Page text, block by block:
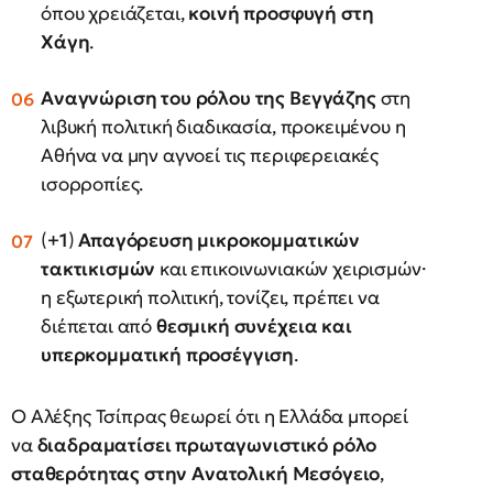
όπου χρειάζεται,κοινή προσφυγή στη
Χάγη.
Αναγνώριση του ρόλου της Βεγγάζηςστη
λιβυκή πολιτική διαδικασία, προκειμένου η
Αθήνα να μην αγνοεί τις περιφερειακές
ισορροπίες.
(+1)Απαγόρευση μικροκομματικών
τακτικισμών και επικοινωνιακών χειρισμών·
η εξωτερική πολιτική, τονίζει, πρέπει να
διέπεται απόθεσμική συνέχεια και
υπερκομματική προσέγγιση.
Ο Αλέξης Τσίπρας θεωρεί ότι η Ελλάδα μπορεί
ναδιαδραματίσει πρωταγωνιστικό ρόλο
σταθερότητας στην Ανατολική Μεσόγειο,